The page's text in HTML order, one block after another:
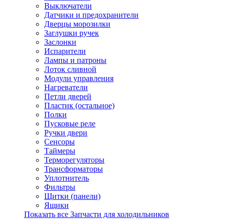
Выключатели
Датчики и предохранители
Дверцы морозилки
Заглушки ручек
Заслонки
Испарители
Лампы и патроны
Лоток сливной
Модули управления
Нагреватели
Петли дверей
Пластик (остальное)
Полки
Пусковые реле
Ручки двери
Сенсоры
Таймеры
Терморегуляторы
Трансформаторы
Уплотнитель
Фильтры
Щитки (панели)
Ящики
Показать все Запчасти для холодильников